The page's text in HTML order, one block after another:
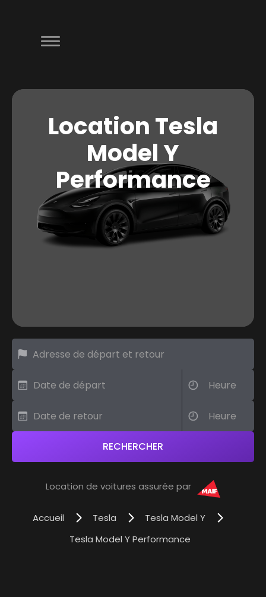
Location Tesla
Model Y
Performance
Location de voitures assurée par
Accueil Tesla
Tesla Model Y
Tesla Model Y Performance